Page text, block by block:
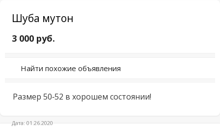
Шуба мутон
3 000 руб.
Найти похожие объявления
Размер 50-52 в хорошем состоянии!
Дата: 01.26.2020